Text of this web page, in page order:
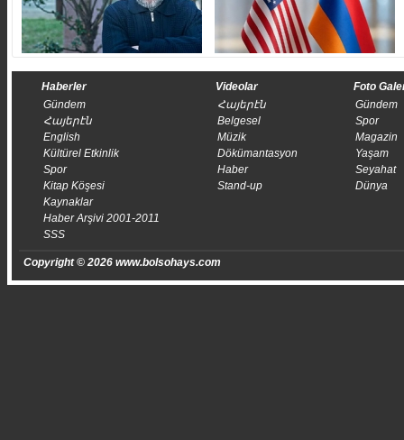
Haberler
Gündem
Հայերէն
English
Kültürel Etkinlik
Spor
Kitap Köşesi
Kaynaklar
Haber Arşivi 2001-2011
SSS
Videolar
Հայերէն
Belgesel
Müzik
Dökümantasyon
Haber
Stand-up
Foto
Gündem
Spor
Magazin
Yaşam
Seyahat
Dünya
Copyright © 2026 www.bolsohays.com